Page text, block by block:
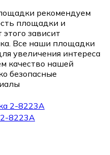
рекомендуем
площадки и
зависит
Все наши площадки
увеличения интереса
качество нашей
безопасные
8223A